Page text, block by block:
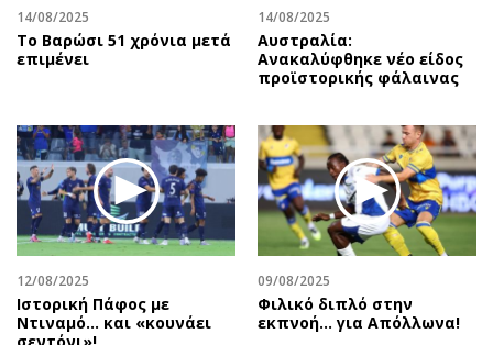
Παράξενα
Πολιτισμός
Μουσική
Εικαστικά
Βιβλίο
Χειρόγραφα
Media
Εκπομπές
Wine routes
Uncut
Προσφορές
Προσωπικότητες στην ''Κ''
Επιστολές
14/08/2025
Το Βαρώσι 51 χρόνια μετά
επιμένει
14/08/2025
Αυστραλία:
Ανακαλύφθηκε νέο είδος
προϊστορικής φάλαινας
12/08/2025
Ιστορική Πάφος με
Ντιναμό… και «κουνάει
09/08/2025
Φιλικό διπλό στην
εκπνοή… για Απόλλωνα!